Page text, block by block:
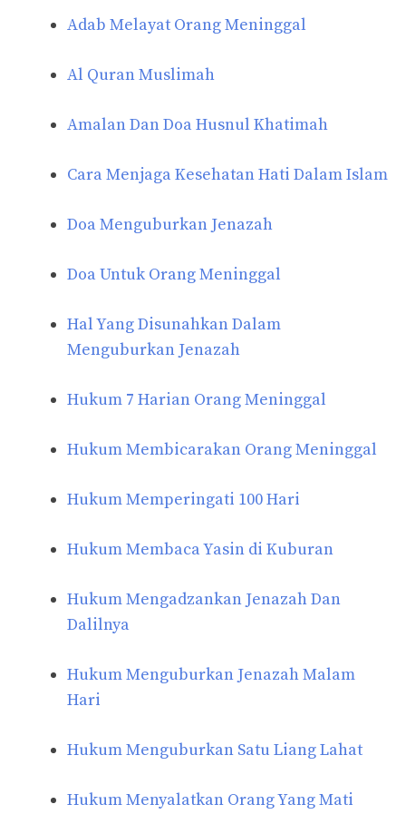
Adab Melayat Orang Meninggal
Al Quran Muslimah
Amalan Dan Doa Husnul Khatimah
Cara Menjaga Kesehatan Hati Dalam Islam
Doa Menguburkan Jenazah
Doa Untuk Orang Meninggal
Hal Yang Disunahkan Dalam
Menguburkan Jenazah
Hukum 7 Harian Orang Meninggal
Hukum Membicarakan Orang Meninggal
Hukum Memperingati 100 Hari
Hukum Membaca Yasin di Kuburan
Hukum Mengadzankan Jenazah Dan
Dalilnya
Hukum Menguburkan Jenazah Malam
Hari
Hukum Menguburkan Satu Liang Lahat
Hukum Menyalatkan Orang Yang Mati